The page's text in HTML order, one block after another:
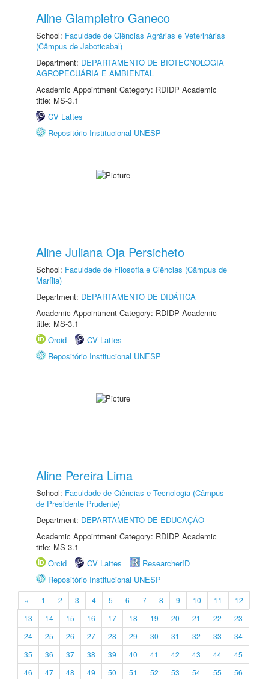
Aline Giampietro Ganeco
School: Faculdade de Ciências Agrárias e Veterinárias
(Câmpus de Jaboticabal)
Department: DEPARTAMENTO DE BIOTECNOLOGIA
AGROPECUÁRIA E AMBIENTAL
Academic Appointment Category: RDIDP Academic
title: MS-3.1
CV Lattes
Repositório Institucional UNESP
Aline Juliana Oja Persicheto
School: Faculdade de Filosofia e Ciências (Câmpus de
Marília)
Department: DEPARTAMENTO DE DIDÁTICA
Academic Appointment Category: RDIDP Academic
title: MS-3.1
Orcid
CV Lattes
Repositório Institucional UNESP
Aline Pereira Lima
School: Faculdade de Ciências e Tecnologia (Câmpus
de Presidente Prudente)
Department: DEPARTAMENTO DE EDUCAÇÃO
Academic Appointment Category: RDIDP Academic
title: MS-3.1
Orcid
CV Lattes
ResearcherID
Repositório Institucional UNESP
« 1 2 3 4 5 6 7 8 9 10 11
12
13
14 15 16 17 18 19 20 21 22
23
24
25 26 27 28 29 30 31 32 33
34
35
36 37 38 39 40 41 42 43 44
45
46
47 48 49 50 51 52 53 54 55
56